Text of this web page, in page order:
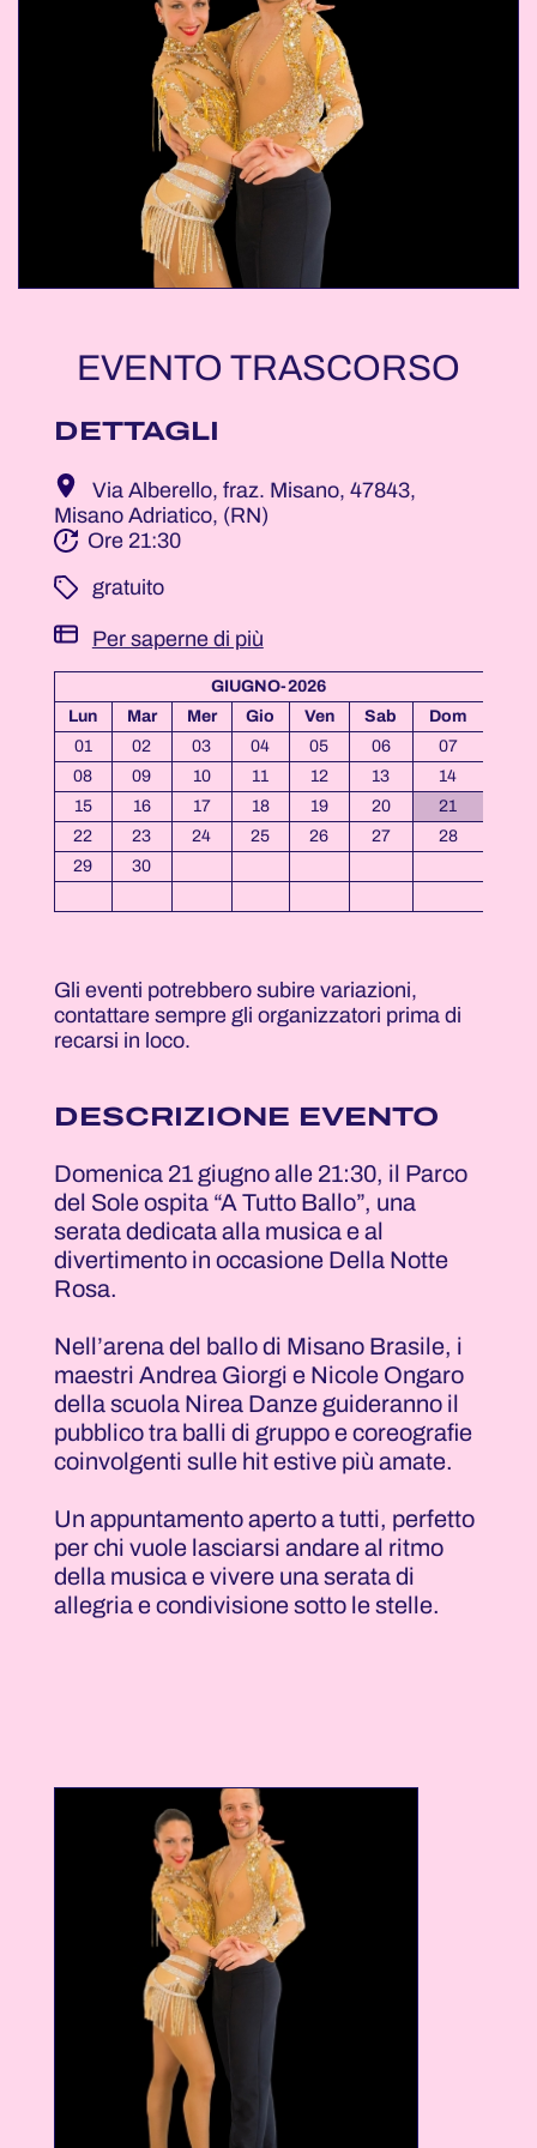
EVENTO TRASCORSO
DETTAGLI
Via Alberello, fraz. Misano, 47843,
Misano Adriatico, (RN)
Ore 21:30
­ gratuito
Per saperne di più
GIUGNO-2026
Lun
Mar Mer Gio Ven Sab
Dom
01
02 03 04 05 06
07
08
09 10 11 12 13
14
15
16 17 18 19 20
21
22
23 24 25 26 27
28
29
30
Gli eventi potrebbero subire variazioni,
contattare sempre gli organizzatori prima di
recarsi in loco.
DESCRIZIONE EVENTO
Domenica 21 giugno alle 21:30, il Parco
del Sole ospita “A Tutto Ballo”, una
serata dedicata alla musica e al
divertimento in occasione Della Notte
Rosa.
Nell’arena del ballo di Misano Brasile, i
maestri Andrea Giorgi e Nicole Ongaro
della scuola Nirea Danze guideranno il
pubblico tra balli di gruppo e coreografie
coinvolgenti sulle hit estive più amate.
Un appuntamento aperto a tutti, perfetto
per chi vuole lasciarsi andare al ritmo
della musica e vivere una serata di
allegria e condivisione sotto le stelle.